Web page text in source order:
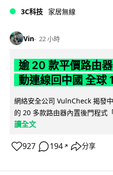
3C科技 家居無線
Vin 22 小時
逾 20 款平價路由
動連線回中國 全球
網絡安全公司 VulnCheck 揭發
的 20 多款路由器內置後門程式
讀全文
927 194 ↗ 分享